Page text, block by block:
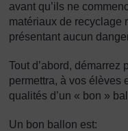
avant qu’ils ne
matériaux de recyclage
présentant aucun
Tout d’abord,
permettra, à vos élèves
qualités d’un « bon »
Un bon ballon est: